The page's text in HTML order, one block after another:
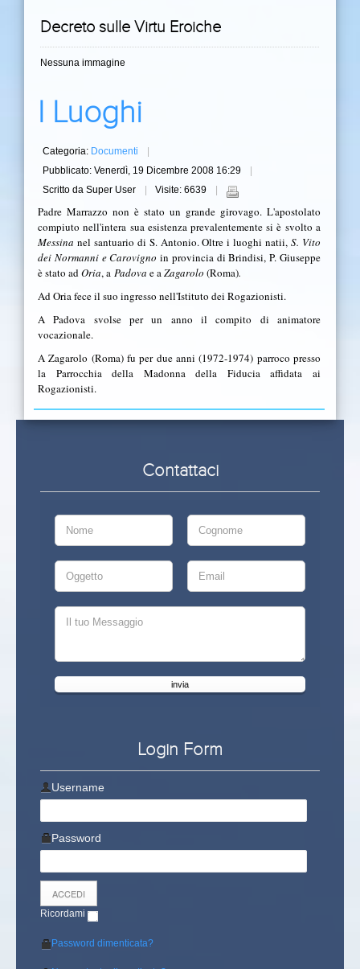
Decreto sulle Virtu Eroiche
Nessuna immagine
I Luoghi
Categoria: Documenti
Pubblicato: Venerdì, 19 Dicembre 2008 16:29
Scritto da Super User
Visite: 6639
Padre Marrazzo non è stato un grande girovago. L'apostolato
compiuto nell'intera sua esistenza prevalentemente si è svolto a
Messinanel santuario di S. Antonio. Oltre i luoghi natii, S. Vito
dei Normanni e Carovigno in provincia di Brindisi, P. Giuseppe
è stato adOria, aPadovae aZagarolo(Roma).
Ad Oria fece il suo ingresso nell'Istituto dei Rogazionisti.
A Padova svolse per un anno il compito di animatore
vocazionale.
A Zagarolo (Roma) fu per due anni (1972-1974) parroco presso
la Parrocchia della Madonna della Fiducia affidata ai
Rogazionisti.
Contattaci
invia
Login Form
Username
Password
Ricordami
Password dimenticata?